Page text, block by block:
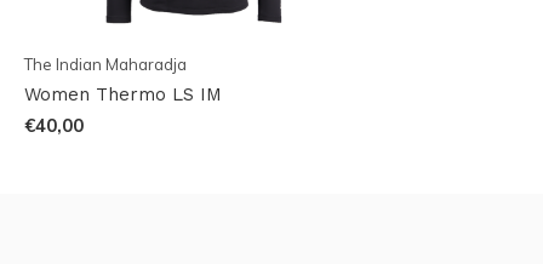
The Indian Maharadja
Women Thermo LS IM
€40,00